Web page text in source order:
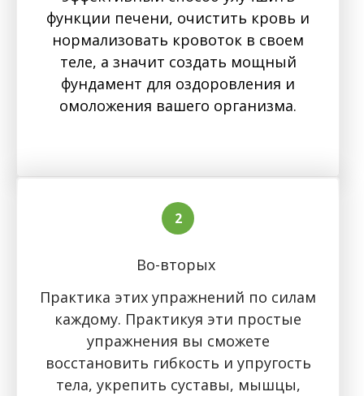
функции печени, очистить кровь и
нормализовать кровоток в своем
теле, а значит создать мощный
фундамент для оздоровления и
омоложения вашего организма.
Во-вторых
Практика этих упражнений по силам
каждому. Практикуя эти простые
упражнения вы сможете
восстановить гибкость и упругость
тела, укрепить суставы, мышцы,